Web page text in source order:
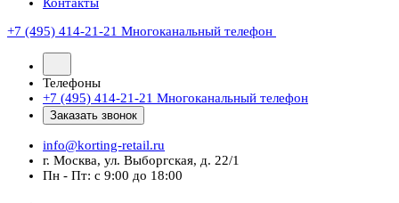
+7 (495) 414-21-21 Многоканальный телефон
Телефоны
+7 (495) 414-21-21 Многоканальный телефон
Заказать звонок
info@korting-retail.ru
г. Москва, ул. Выборгская, д. 22/1
Пн - Пт: с 9:00 до 18:00